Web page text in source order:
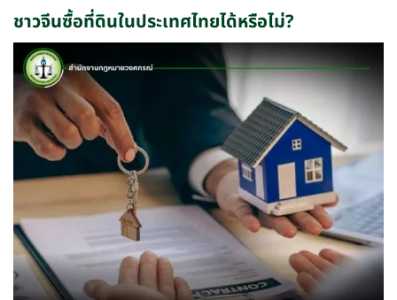
ชาวจีนซื้อที่ดินในประเทศไทยได้หรือไม่?